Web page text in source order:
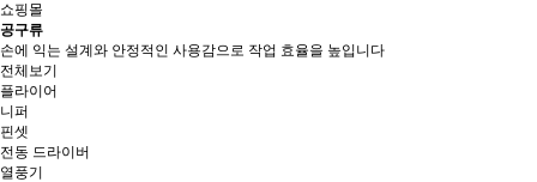
쇼핑몰
공구류
손에 익는 설계와 안정적인 사용감으로 작업 효율을 높입니다
전체보기
플라이어
니퍼
핀셋
전동 드라이버
열풍기